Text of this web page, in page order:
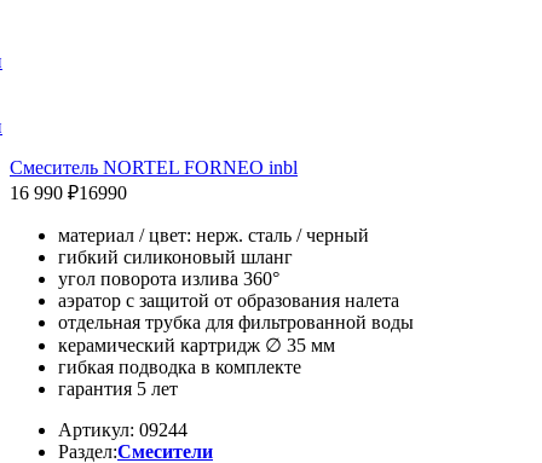
Смеситель NORTEL FORNEO inbl
16 990 ₽16990
материал / цвет: нерж. сталь / черный
гибкий силиконовый шланг
угол поворота излива 360°
аэратор с защитой от образования налета
отдельная трубка для фильтрованной воды
керамический картридж ∅ 35 мм
гибкая подводка в комплекте
гарантия 5 лет
Артикул: 09244
Раздел:Смесители